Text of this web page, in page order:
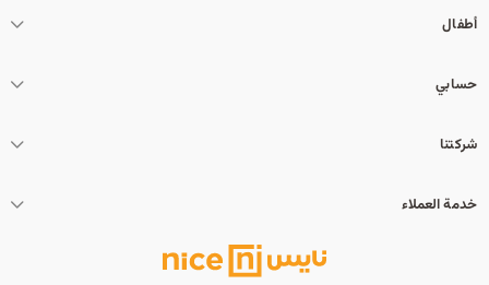
أطفال
حسابي
شركتنا
خدمة العملاء